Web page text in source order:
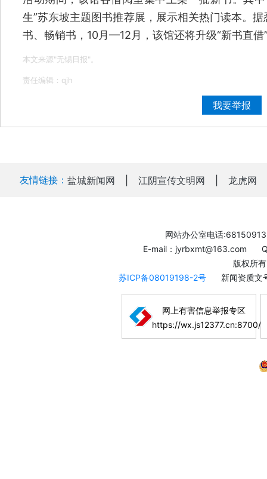
生”苏东坡主题图书推荐展，展示相关热门读本。
书、畅销书，10月—12月，该馆还将升级“新书直
本文来源"无锡日报"。
责任编辑：qjh
我要举报
友情链接： 盐城新闻网 江阴宣传文明网 龙虎网
网站办公室电话:68150913
E-mail：jyrbxmt@163.com
版权所
苏ICP备08019198-2号
新闻资质
网上有害信息举报专区
https://wx.js12377.cn:8700/